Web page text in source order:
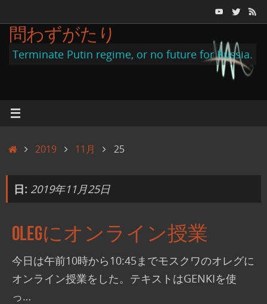
ン
ッ
問わずがたり
Terminate Putin regime, or no future for Russia.
ホ 2019 11月 25
日: 2019年11月25日
Olegにオンライン授業
今日は午前10時から10:45までモスクワのオレグに
オンライン授業をした。テキストはGENKIを使
っ…